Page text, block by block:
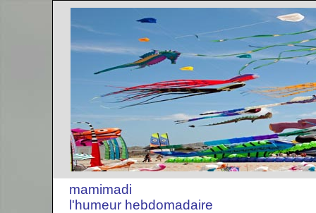
mamimadi
l'humeur hebdomadaire